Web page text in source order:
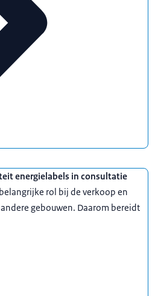
energielabels in consultatie
rol bij de verkoop en
gebouwen. Daarom bereidt